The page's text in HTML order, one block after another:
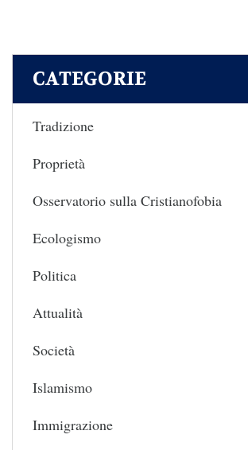
CATEGORIE
Tradizione
Proprietà
Osservatorio sulla Cristianofobia
Ecologismo
Politica
Attualità
Società
Islamismo
Immigrazione